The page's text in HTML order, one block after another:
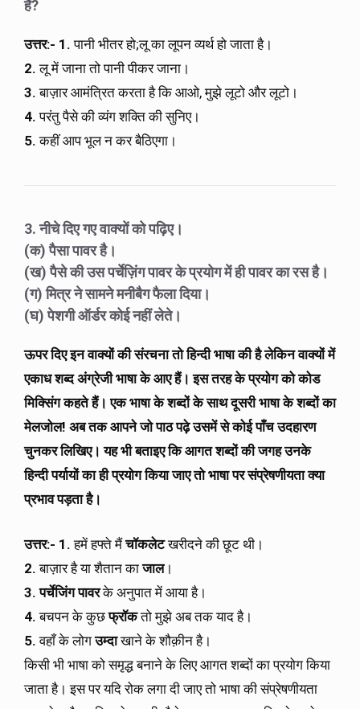
हैं?
उत्तर:- 1. पानी भीतर हो;लू का लूपन व्यर्थ हो जाता है।
2. लू में जाना तो पानी पीकर जाना।
3. बाज़ार आमंत्रित करता है कि आओ, मुझे लूटो और लूटो।
4. परंतु पैसे की व्यंग शक्ति की सुनिए।
5. कहीं आप भूल न कर बैठिएगा।
3. नीचे दिए गए वाक्यों को पढ़िए।
(क) पैसा पावर है।
(ख) पैसे की उस पर्चेज़िंग पावर के प्रयोग में ही पावर का रस है।
(ग) मित्र ने सामने मनीबैग फैला दिया।
(घ) पेशगी ऑर्डर कोई नहीं लेते।
ऊपर दिए इन वाक्यों की संरचना तो हिन्दी भाषा की है लेकिन वाक्यों में
एकाध शब्द अंग्रेजी भाषा के आए हैं। इस तरह के प्रयोग को कोड
मिक्सिंग कहते हैं। एक भाषा के शब्दों के साथ दूसरी भाषा के शब्दों का
मेलजोल! अब तक आपने जो पाठ पढ़े उसमें से कोई पाँच उदहारण
चुनकर लिखिए। यह भी बताइए कि आगत शब्दों की जगह उनके
हिन्दी पर्यायों का ही प्रयोग किया जाए तो भाषा पर संप्रेषणीयता क्या
प्रभाव पड़ता है।
उत्तर:- 1.हमें हफ्ते मैंचॉकलेटखरीदने की छूट थी।
2.बाज़ार है या शैतान काजाल।
3.पर्चेजिंग पावरके अनुपात में आया है।
4.बचपन के कुछफ्रॉकतो मुझे अब तक याद है।
5.वहाँ के लोगउम्दाखाने के शौक़ीन है।
किसी भी भाषा को समृद्ध बनाने के लिए आगत शब्दों का प्रयोग किया
जाता है। इस पर यदि रोक लगा दी जाए तो भाषा की संप्रेषणीयता